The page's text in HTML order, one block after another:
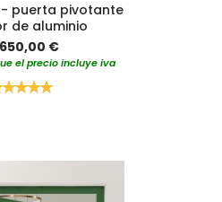
- puerta pivotante
de aluminio
€
el precio incluye iva